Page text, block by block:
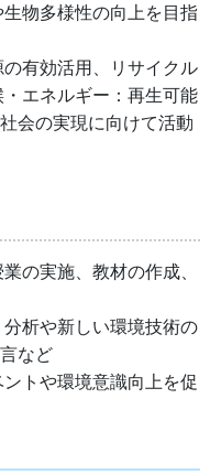
物多様性の向上を目指
有効活用、リサイクル
エネルギー：再生可能
会の実現に向けて活動
の実施、教材の作成、
析や新しい環境技術の
など
トや環境意識向上を促